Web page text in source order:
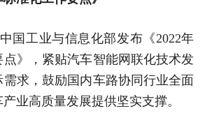
国工业与信息化部发布《2022年
》，紧贴汽车智能网联化技术发
求，鼓励国内车路协同行业全面
业高质量发展提供坚实支撑。